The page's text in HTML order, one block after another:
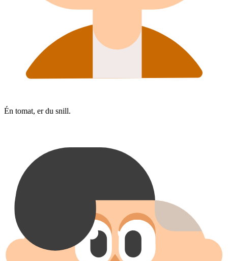
Én tomat, er du snill.